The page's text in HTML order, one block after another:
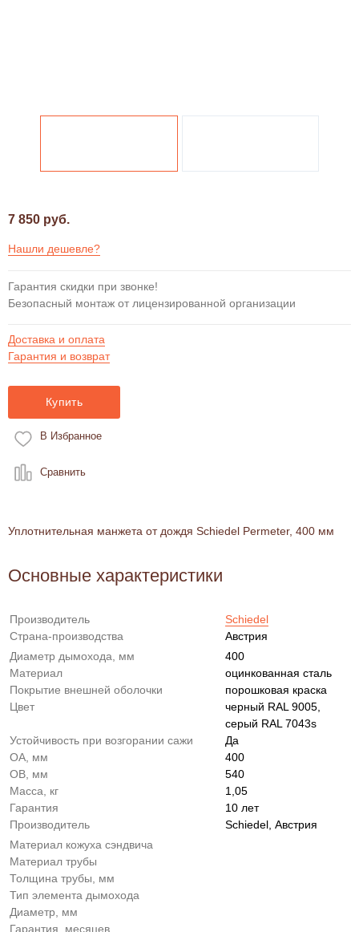
7 850 руб.
Нашли дешевле?
Гарантия скидки при звонке!
Безопасный монтаж от лицензированной организации
Доставка и оплата
Гарантия и возврат
Купить
В Избранное
Сравнить
Уплотнительная манжета от дождя Schiedel Permeter, 400 мм
Основные характеристики
Производитель
Schiedel
Страна-производства
Австрия
Диаметр дымохода, мм
400
Материал
оцинкованная сталь
Покрытие внешней оболочки
порошковая краска
Цвет
черный RAL 9005,
серый RAL 7043s
Устойчивость при возгорании сажи
Да
OA, мм
400
OB, мм
540
Масса, кг
1,05
Гарантия
10 лет
Производитель
Schiedel, Австрия
Материал кожуха сэндвича
Материал трубы
Толщина трубы, мм
Тип элемента дымохода
Диаметр, мм
Гарантия, месяцев